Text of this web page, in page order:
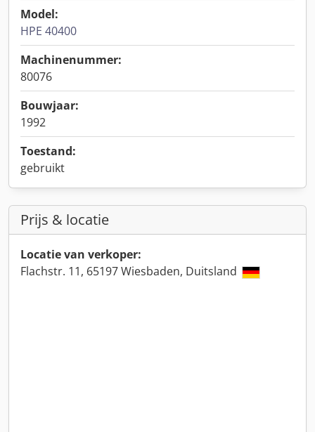
Model:
HPE 40400
Machinenummer:
80076
Bouwjaar:
1992
Toestand:
gebruikt
Prijs & locatie
Locatie van verkoper:
Flachstr. 11, 65197 Wiesbaden, Duitsland